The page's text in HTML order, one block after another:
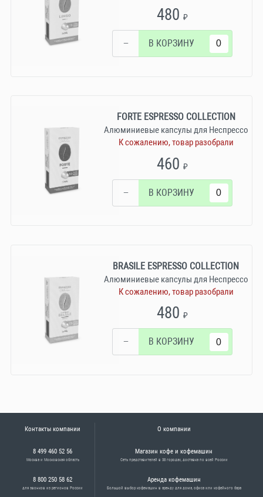
480₽
− В КОРЗИНУ
FORTE ESPRESSO COLLECTION
Алюминиевые капсулы для Неспрессо
К сожалению, товар разобрали
460₽
− В КОРЗИНУ
BRASILE ESPRESSO COLLECTION
Алюминиевые капсулы для Неспрессо
К сожалению, товар разобрали
480₽
− В КОРЗИНУ
Контакты компании
8 499 460 52 56
Москва и Московская область
8 800 250 58 62
для звонков из регионов России
О компании
Магазин кофе и кофемашин
Сеть представителей в 38 городах, доставка по всей России
Аренда кофемашин
Большой выбор кофемашин в аренду для дома, офиса или кофейного бара